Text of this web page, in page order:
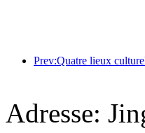
Adresse: